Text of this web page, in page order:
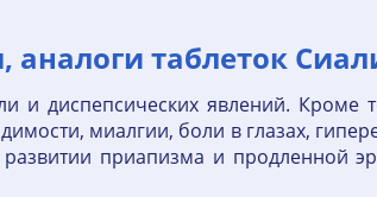
таблеток
и диспепсических явлений. Кроме
миалгии, боли в глазах,
приапизма и продленной